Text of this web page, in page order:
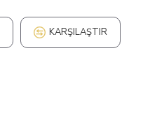
KARŞILAŞTIR